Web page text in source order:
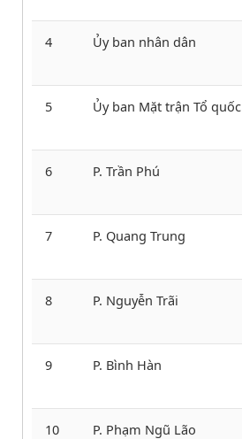
4 Ủy ban nhân dân
5 Ủy ban Mặt trận Tổ quốc
6 P. Trần Phú
7 P. Quang Trung
8 P. Nguyễn Trãi
9 P. Bình Hàn
10 P. Phạm Ngũ Lão